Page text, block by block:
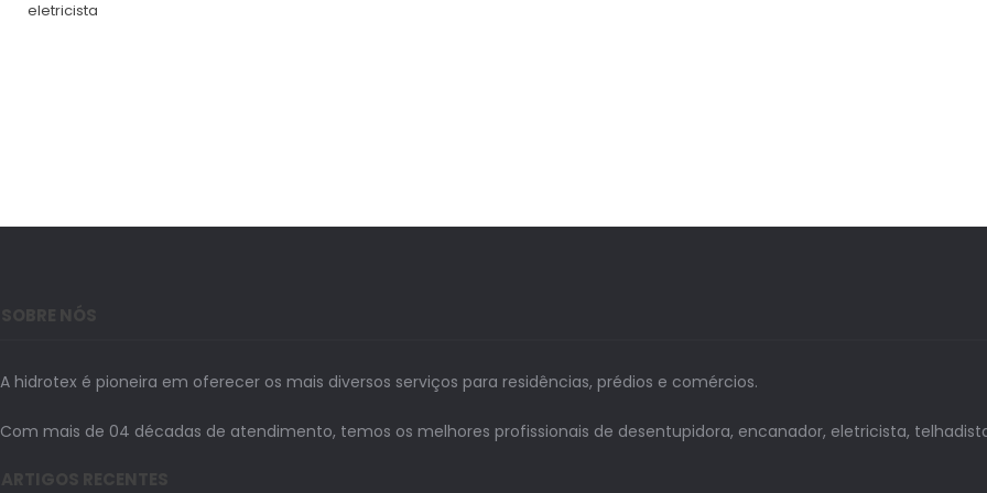
eletricista
A hidrotex é pioneira em oferecer os mais diversos serviços para residências, prédios e comércios.
Com mais de 04 décadas de atendimento, temos os melhores profissionais de desentupidora, encanador, eletricista,